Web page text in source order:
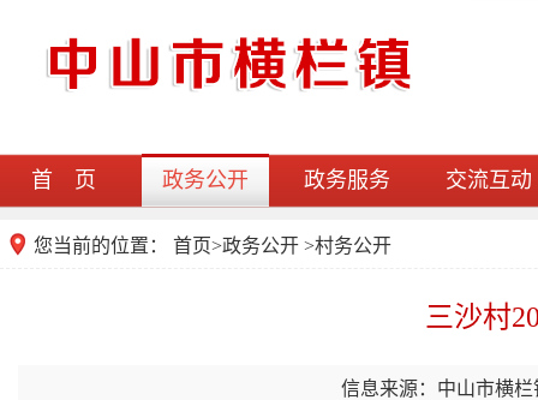
首 页 政务公开 政务服务 交流互动
您当前的位置： 首页>政务公开 >村务公开
三沙村
信息来源：中山市横